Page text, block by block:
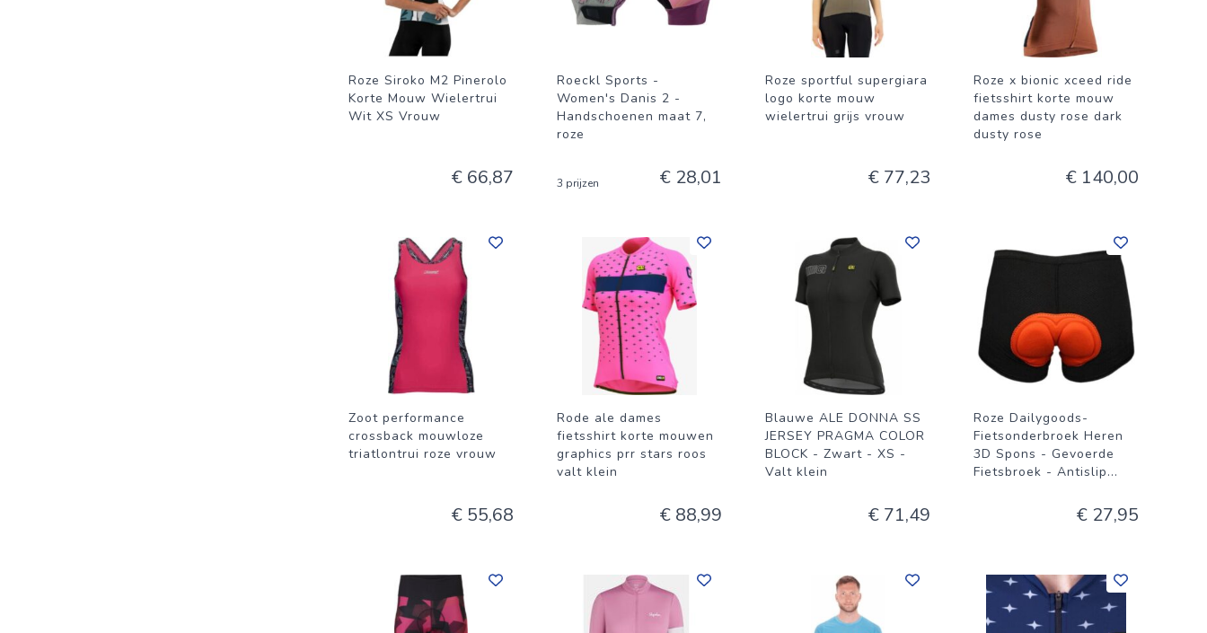
Roze Siroko M2 Pinerolo
Korte Mouw Wielertrui
Wit XS Vrouw
€ 66,87
Roeckl Sports -
Women's Danis 2 -
Handschoenen maat 7,
roze
3 prijzen € 28,01
Roze sportful supergiara
logo korte mouw
wielertrui grijs vrouw
€ 77,23
Roze x bionic xceed ride
fietsshirt korte mouw
dames dusty rose dark
dusty rose
€ 140,00
Zoot performance
crossback mouwloze
triatlontrui roze vrouw
€ 55,68
Rode ale dames
fietsshirt korte mouwen
graphics prr stars roos
valt klein
€ 88,99
Blauwe ALE DONNA SS
JERSEY PRAGMA COLOR
BLOCK - Zwart - XS -
Valt klein
€ 71,49
Roze Dailygoods-
Fietsonderbroek Heren
3D Spons - Gevoerde
Fietsbroek - Antislip...
€ 27,95